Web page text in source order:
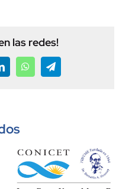
las redes!
WhatsAppTelegram